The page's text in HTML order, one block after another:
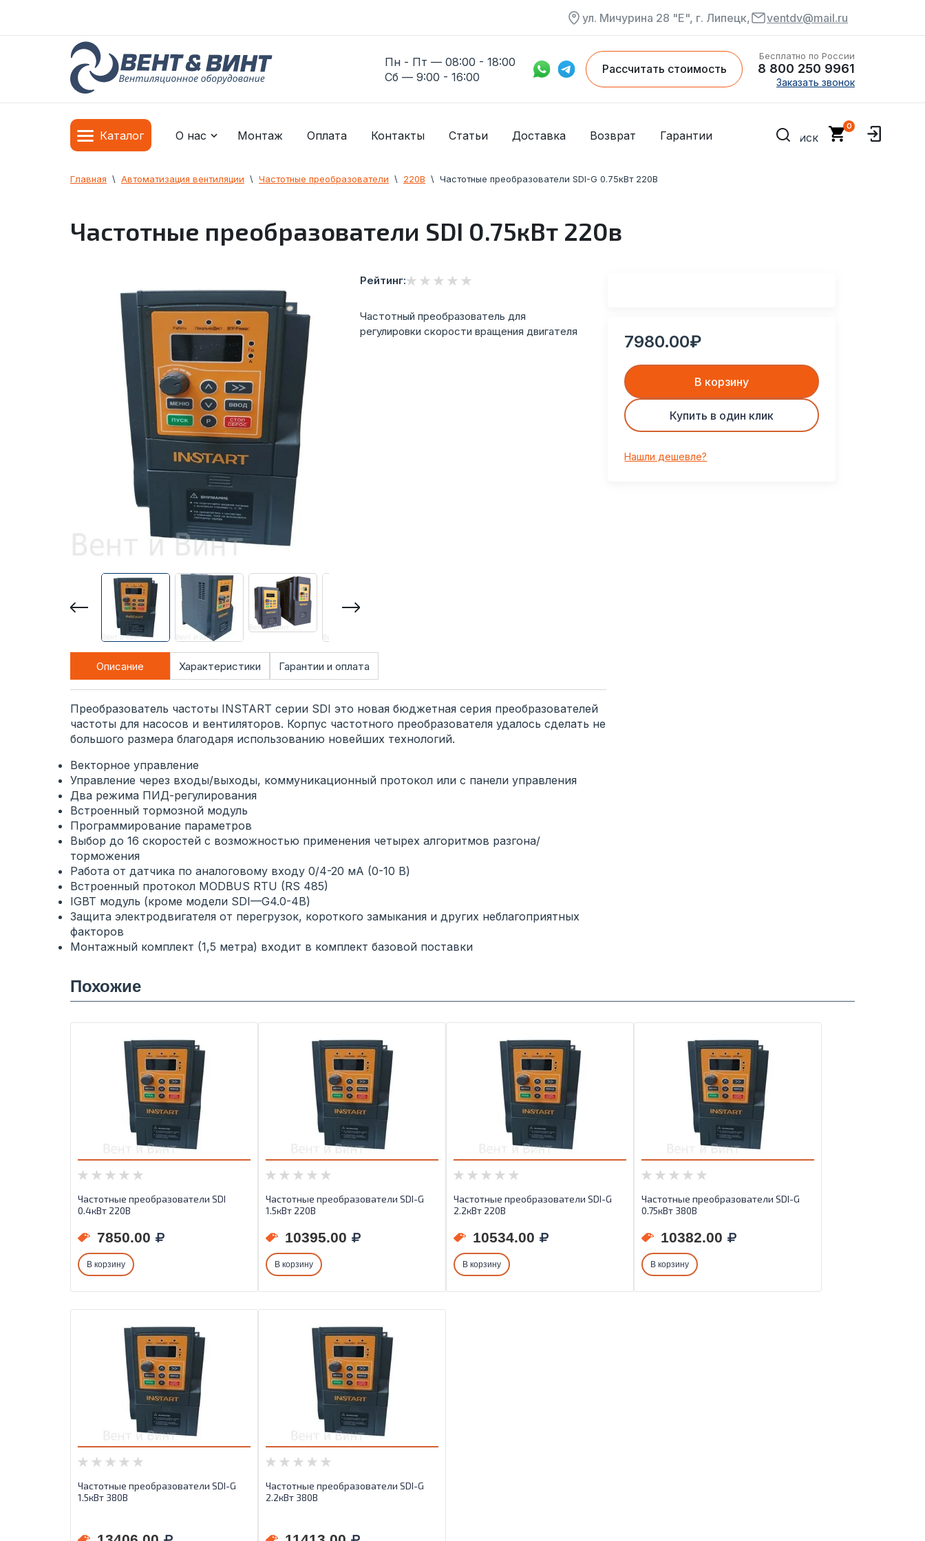
ул. Мичурина 28 "Е", г. Липецк, ventdv@mail.ru
Пн - Пт — 08:00 - 18:00
Сб — 9:00 - 16:00
Рассчитать стоимость
Бесплатно по России
8 800 250 9961
Заказать звонок
Каталог О нас Оплата Доставка Гарантии
Возврат
Монтаж Контакты Статьи
Главная
  \
Автоматизация вентиляции
  \
Частотные преобразователи
  \
220В
  \
Частотные преобразователи SDI-G 0.75кВт 220B
Частотные преобразователи SDI 0.75кВт 220в
Рейтинг:
Частотный преобразователь для
регулировки скорости вращения двигателя
Описание Характеристики Гарантии и оплата
Преобразователь частоты INSTART серии SDI это новая бюджетная серия преобразователей
частоты для насосов и вентиляторов. Корпус частотного преобразователя удалось сделать не
большого размера благодаря использованию новейших технологий.
Векторное управление
Управление через входы/выходы, коммуникационный протокол или с панели управления
Два режима ПИД-регулирования
Встроенный тормозной модуль
Программирование параметров
Выбор до 16 скоростей с возможностью применения четырех алгоритмов разгона/
торможения
Работа от датчика по аналоговому входу 0/4-20 мА (0-10 В)
Встроенный протокол MODBUS RTU (RS 485)
IGBT модуль (кроме модели SDI—G4.0-4B)
Защита электродвигателя от перегрузок, короткого замыкания и других неблагоприятных
факторов
Монтажный комплект (1,5 метра) входит в комплект базовой поставки
7980.00₽
В корзину
Купить в один клик
Нашли дешевле?
Похожие
Частотные преобразователи SDI
0.4кВт 220B
7850.00
В корзину
Частотные преобразователи SDI-G
1.5кВт 220B
10395.00
В корзину
Частотные преобразователи SDI-G
2.2кВт 220B
10534.00
В корзину
Частотные преобразователи SDI-G
0.75кВт 380B
10382.00
В корзину
Частотные преобразователи SDI-G
1.5кВт 380B
Частотные преобразователи SDI-G
2.2кВт 380B